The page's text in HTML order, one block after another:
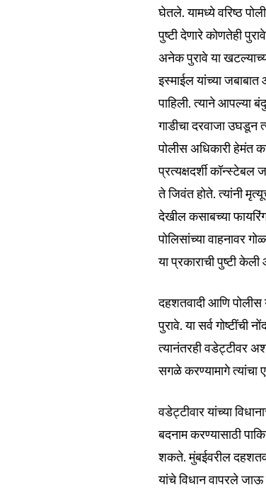
6,300
Fans
घेतले. यामध्ये वरिष्ठ
पुष्टी देणारे कोणतेही
अनेक पुरावे या
इस्माईल यांच्या जबाबात
पाहिली. त्याने आपल्या
गाडीचा दरवाजा उघडून
पोलीस अधिकारी
प्रत्यक्षदर्शी
ते जिवंत होते. त्यांनी
देखील कसाबच्या
पोलिसांच्या वाहनावर
या प्रकाराची पुष्टी
दहशतवादी आणि पोलीस
पुरावे. या सर्व गोष्टींची
त्यानंतरही वडेट्टीवर
सगळे करण्यामागे
वडेट्टीवार यांच्या
बदनाम करण्यासाठी
शकते. मुंबईवरील
यांचे विधान वापरले